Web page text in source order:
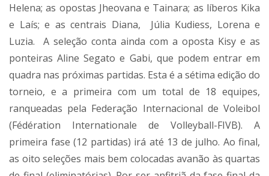
Helena; as opostas Jheovana e Tainara; as líberos Kika
e Laís; e as centrais Diana, Júlia Kudiess, Lorena e
Luzia. A seleção conta ainda com a oposta Kisy e as
ponteiras Aline Segato e Gabi, que podem entrar em
quadra nas próximas partidas. Esta é a sétima edição do
torneio, e a primeira com um total de 18 equipes,
ranqueadas pela Federação Internacional de Voleibol
(Fédération Internationale de Volleyball-FIVB). A
primeira fase (12 partidas) irá até 13 de julho. Ao final,
as oito seleções mais bem colocadas avanão às quartas